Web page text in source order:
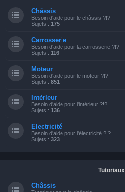
Châssis
Besoin d'aide pour le châssis ?!?
Sujets : 175
Carrosserie
Besoin d'aide pour la carrosserie ?!?
Sujets : 116
Moteur
Besoin d'aide pour le moteur ?!?
Sujets : 851
Intérieur
Besoin d'aide pour l'intérieur ?!?
Sujets : 136
Electricité
Besoin d'aide pour l'électricité ?!?
Sujets : 323
Tutoriaux
Châssis